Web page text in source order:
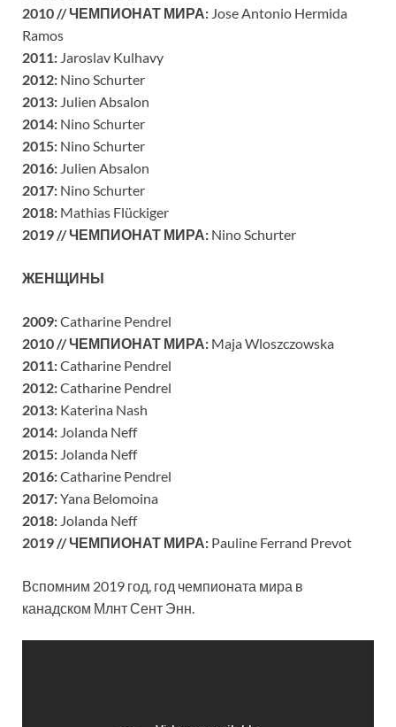
2010 //ЧЕМПИОНАТ МИРА: Jose Antonio Hermida
Ramos
2011: Jaroslav Kulhavy
2012: Nino Schurter
2013: Julien Absalon
2014: Nino Schurter
2015: Nino Schurter
2016: Julien Absalon
2017: Nino Schurter
2018: Mathias Flückiger
2019 //ЧЕМПИОНАТ МИРА: Nino Schurter
ЖЕНЩИНЫ
2009:Catharine Pendrel
2010 //ЧЕМПИОНАТ МИРА: Maja Wloszczowska
2011:Catharine Pendrel
2012:Catharine Pendrel
2013: Katerina Nash
2014: Jolanda Neff
2015: Jolanda Neff
2016:Catharine Pendrel
2017:Yana Belomoina
2018: Jolanda Neff
2019 // ЧЕМПИОНАТ МИРА: Pauline Ferrand Prevot
Вспомним 2019 год, год чемпионата мира в
канадском Млнт Сент Энн.